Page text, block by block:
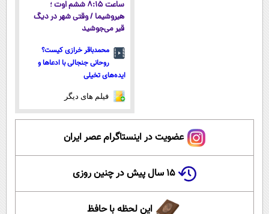
ساعت ۸:۱۵ ششم اوت ؛
هیروشیما / وقتی شهر در دیگ
قیر می‌جوشید
محمدباقر خرازی کیست؟
روحانی جنجالی با ادعاها و
ایده‌های تخیلی
فیلم های دیگر
عضویت در اینستاگرام عصر ایران
۱۵ سال پیش در چنین روزی
این لحظه با حافظ